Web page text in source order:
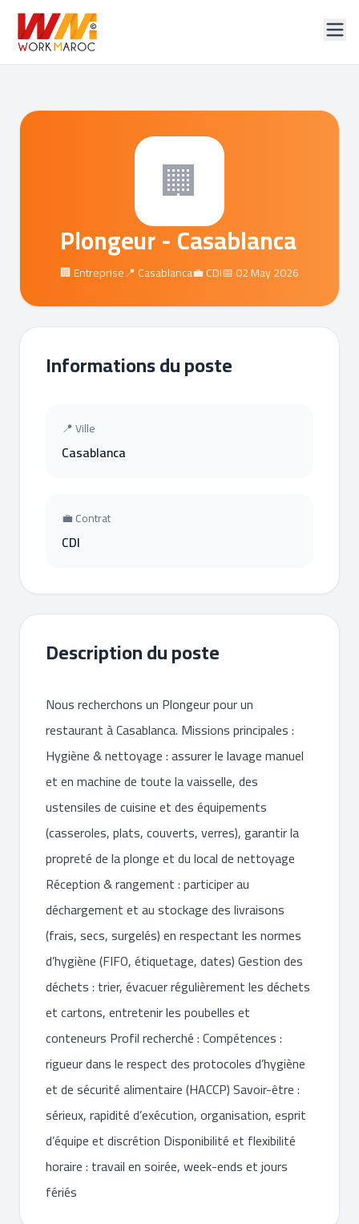
🏢
Plongeur - Casablanca
🏢 Entreprise📍 Casablanca💼 CDI📅 02 May 2026
Informations du poste
📍 Ville
Casablanca
💼 Contrat
CDI
Description du poste
Nous recherchons un Plongeur pour un
restaurant à Casablanca. Missions principales :
Hygiène & nettoyage : assurer le lavage manuel
et en machine de toute la vaisselle, des
ustensiles de cuisine et des équipements
(casseroles, plats, couverts, verres), garantir la
propreté de la plonge et du local de nettoyage
Réception & rangement : participer au
déchargement et au stockage des livraisons
(frais, secs, surgelés) en respectant les normes
d’hygiène (FIFO, étiquetage, dates) Gestion des
déchets : trier, évacuer régulièrement les déchets
et cartons, entretenir les poubelles et
conteneurs Profil recherché : Compétences :
rigueur dans le respect des protocoles d’hygiène
et de sécurité alimentaire (HACCP) Savoir-être :
sérieux, rapidité d’exécution, organisation, esprit
d’équipe et discrétion Disponibilité et flexibilité
horaire : travail en soirée, week-ends et jours
fériés